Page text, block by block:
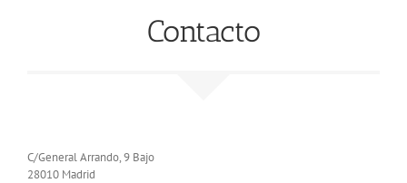
Contacto
C/General Arrando, 9 Bajo
28010 Madrid